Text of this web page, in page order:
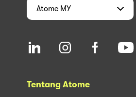
Atome MY
Tentang Atome